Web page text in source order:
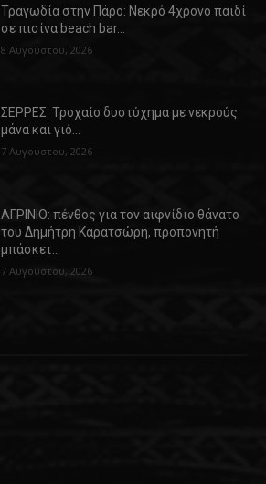
Τραγωδία στην Πάρο: Νεκρό 4χρονο παιδί
σε πισίνα beach bar…
8 Αυγούστου, 2026
ΣΕΡΡΕΣ: Τροχαίο δυστύχημα με νεκρούς
μάνα και γιό…
7 Αυγούστου, 2026
ΑΓΡΙΝΙΟ: πένθος για τον αιφνίδιο θάνατο
του Δημήτρη Καρατσώρη, προπονητή
μπάσκετ…
7 Αυγούστου, 2026